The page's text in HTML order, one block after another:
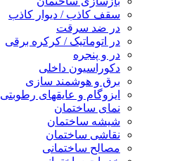
سقف کاذب / دیوار کاذب
در ضد سرقت
در اتوماتیک / کرکره برقی
در و پنجره
دکوراسیون داخلی
برق و هوشمند سازی
ایزوگام و عایقهای رطوبتی
نمای ساختمان
شیشه ساختمان
نقاشی ساختمان
مصالح ساختمانی